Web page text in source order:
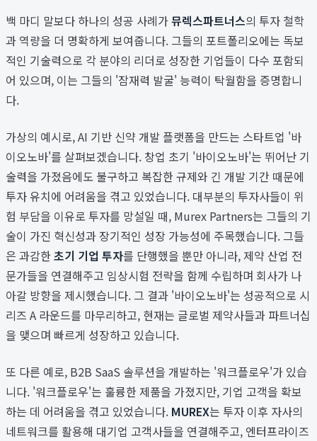
백 마디 말보다 하나의 성공 사례가뮤렉스파트너스의 투자 철학
과 역량을 더 명확하게 보여줍니다. 그들의 포트폴리오에는 독보
적인 기술력으로 각 분야의 리더로 성장한 기업들이 다수 포함되
어 있으며, 이는 그들의 '잠재력 발굴' 능력이 탁월함을 증명합니
다.
가상의 예시로, AI 기반 신약 개발 플랫폼을 만드는 스타트업 '바
이오노바'를 살펴보겠습니다. 창업 초기 '바이오노바'는 뛰어난 기
술력을 가졌음에도 불구하고 복잡한 규제와 긴 개발 기간 때문에
투자 유치에 어려움을 겪고 있었습니다. 대부분의 투자사들이 위
험 부담을 이유로 투자를 망설일 때, Murex Partners는 그들의 기
술이 가진 혁신성과 장기적인 성장 가능성에 주목했습니다. 그들
은 과감한 초기 기업 투자를 단행했을 뿐만 아니라, 제약 산업 전
문가들을 연결해주고 임상시험 전략을 함께 수립하며 회사가 나
아갈 방향을 제시했습니다. 그 결과 '바이오노바'는 성공적으로 시
리즈 A 라운드를 마무리하고, 현재는 글로벌 제약사들과 파트너십
을 맺으며 빠르게 성장하고 있습니다.
또 다른 예로, B2B SaaS 솔루션을 개발하는 '워크플로우'가 있습
니다. '워크플로우'는 훌륭한 제품을 가졌지만, 기업 고객을 확보
하는 데 어려움을 겪고 있었습니다. MUREX는 투자 이후 자사의
네트워크를 활용해 대기업 고객사들을 연결해주고, 엔터프라이즈